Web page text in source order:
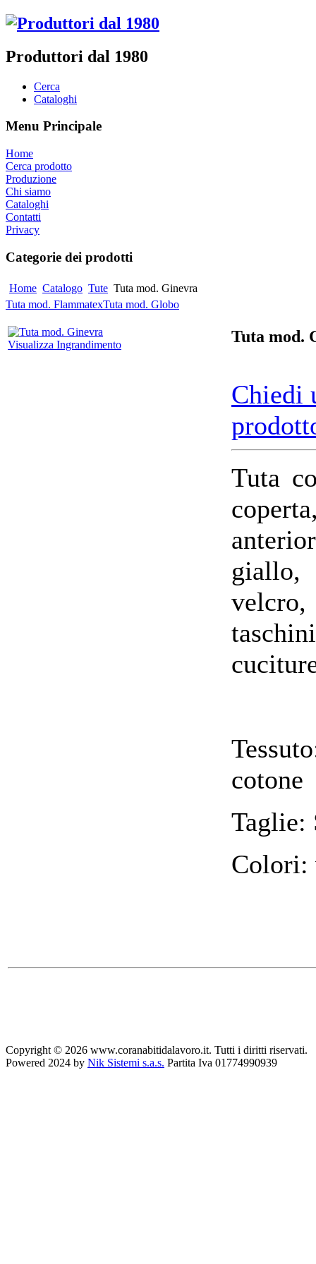
Produttori dal 1980
Cerca
Cataloghi
Menu Principale
Home
Cerca prodotto
Produzione
Chi siamo
Cataloghi
Contatti
Privacy
Categorie dei prodotti
Home Catalogo Tute Tuta mod. Ginevra
Tuta mod. FlammatexTuta mod. Globo
Visualizza Ingrandimento Tuta mod.
Chiedi
Tuta
giallo,
cotone
Colori:
Copyright © 2026 www.coranabitidalavoro.it. Tutti i diritti riservati.
Powered 2024 by Nik Sistemi s.a.s. Partita Iva 01774990939